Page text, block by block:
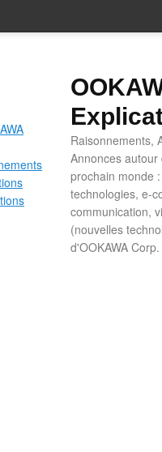
Raisonnements,
Annonces
prochain monde
technologies, e-
communication,
(nouvelles
d'OOKAWA